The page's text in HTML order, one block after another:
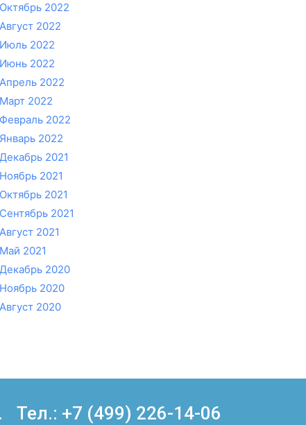
Октябрь 2022
Август 2022
Июль 2022
Июнь 2022
Апрель 2022
Март 2022
Февраль 2022
Январь 2022
Декабрь 2021
Ноябрь 2021
Октябрь 2021
Сентябрь 2021
Август 2021
Май 2021
Декабрь 2020
Ноябрь 2020
Август 2020
Тел.: +7 (499) 226-14-06